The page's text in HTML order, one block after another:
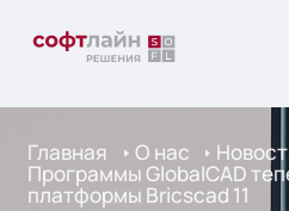
Главная О нас
Программы GlobalCAD
платформы Bricscad 11